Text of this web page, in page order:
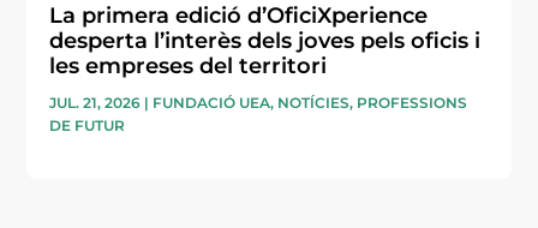
La primera edició d’OficiXperience
desperta l’interès dels joves pels oficis i
les empreses del territori
JUL. 21, 2026 | FUNDACIÓ UEA, NOTÍCIES, PROFESSIONS
DE FUTUR